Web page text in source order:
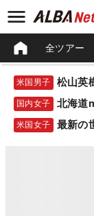
全ツアー
米国男子 松山英
国内女子 北海道
米国女子 最新の